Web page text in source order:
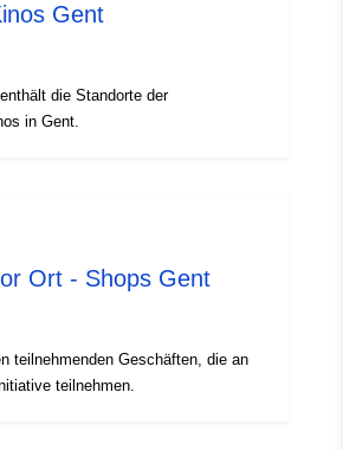
Gent
die Standorte der
in Gent.
Ort - Shops Gent
teilnehmenden Geschäften, die an
teilnehmen.